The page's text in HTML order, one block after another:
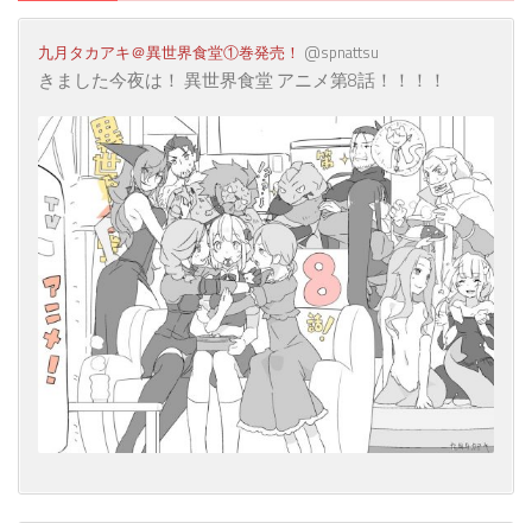
九月タカアキ＠異世界食堂①巻発売！ ‏ @spnattsu
きました今夜は！ 異世界食堂 アニメ第8話！！！！